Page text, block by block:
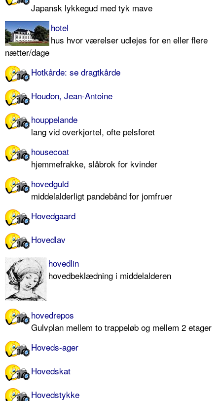
Japansk lykkegud med tyk mave
hotel
hus hvor værelser udlejes for en eller flere
nætter/dage
Hotkårde: se dragtkårde
Houdon, Jean-Antoine
houppelande
lang vid overkjortel, ofte pelsforet
housecoat
hjemmefrakke, slåbrok for kvinder
hovedguld
middelalderligt pandebånd for jomfruer
Hovedgaard
Hovedlav
hovedlin
hovedbeklædning i middelalderen
hovedrepos
Gulvplan mellem to trappeløb og mellem 2 etager
Hoveds-ager
Hovedskat
Hovedstykke